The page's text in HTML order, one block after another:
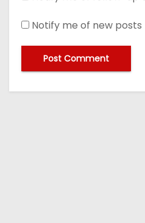
Notify me of new posts